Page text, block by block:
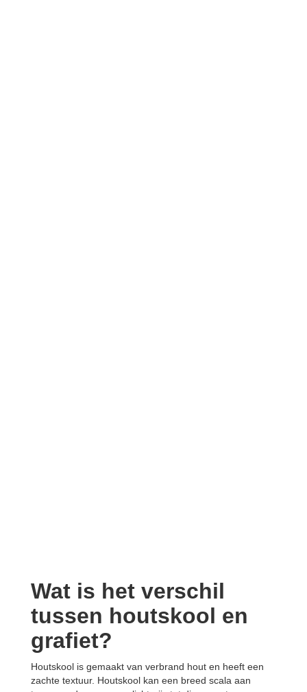
Wat is het verschil
tussen houtskool en
grafiet?
Houtskool is gemaakt van verbrand hout en heeft een
zachte textuur. Houtskool kan een breed scala aan